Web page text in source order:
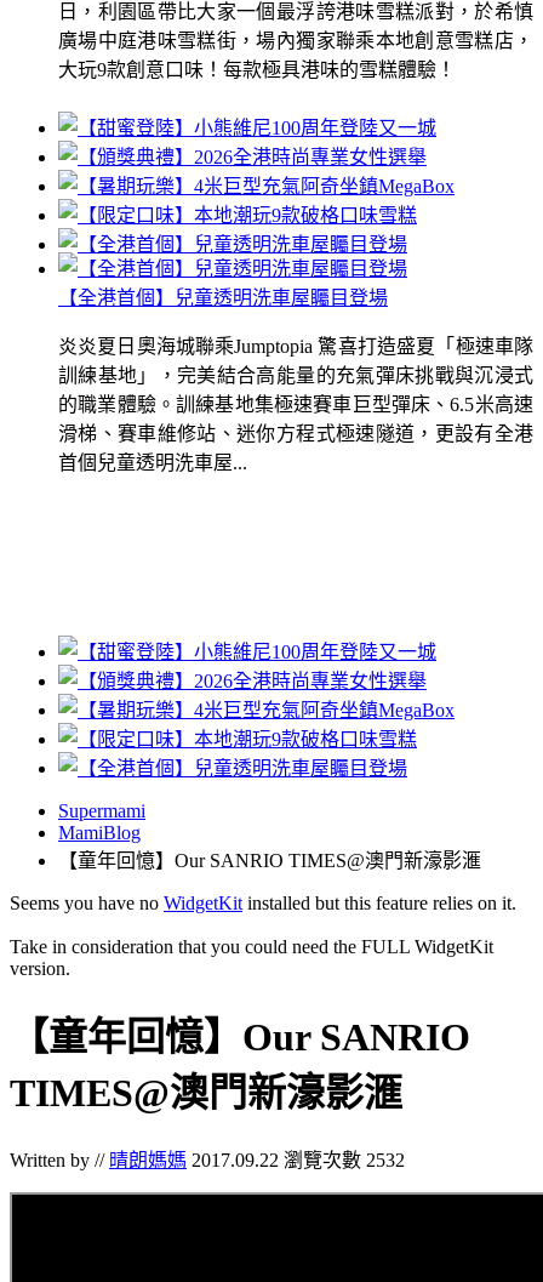
日，利園區帶比大家一個最浮誇港味雪糕派對，於希慎
廣場中庭港味雪糕街，場內獨家聯乘本地創意雪糕店，
大玩9款創意口味！每款極具港味的雪糕體驗！
【全港首個】兒童透明洗車屋矚目登場
炎炎夏日奧海城聯乘Jumptopia 驚喜打造盛夏「極速車隊
訓練基地」，完美結合高能量的充氣彈床挑戰與沉浸式
的職業體驗。訓練基地集極速賽車巨型彈床、6.5米高速
滑梯、賽車維修站、迷你方程式極速隧道，更設有全港
首個兒童透明洗車屋...
Supermami
MamiBlog
【童年回憶】Our SANRIO TIMES@澳門新濠影滙
Seems you have no WidgetKit installed but this feature relies on it.
Take in consideration that you could need the FULL WidgetKit
version.
【童年回憶】Our SANRIO
TIMES@澳門新濠影滙
Written by // 晴朗媽媽 2017.09.22 瀏覽次數 2532